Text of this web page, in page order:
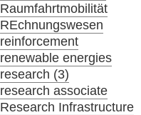
Raumfahrtmobilität
REchnungswesen
reinforcement
renewable energies
research (3)
research associate
Research Infrastructure